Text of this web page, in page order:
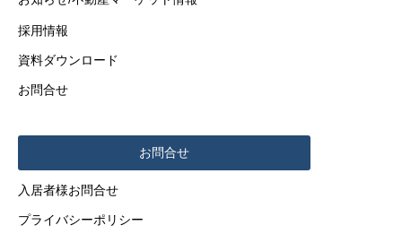
採用情報
資料ダウンロード
お問合せ
お問合せ
入居者様お問合せ
プライバシーポリシー